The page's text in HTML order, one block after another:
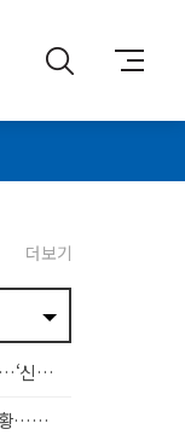
더보기
’ 가동
구축